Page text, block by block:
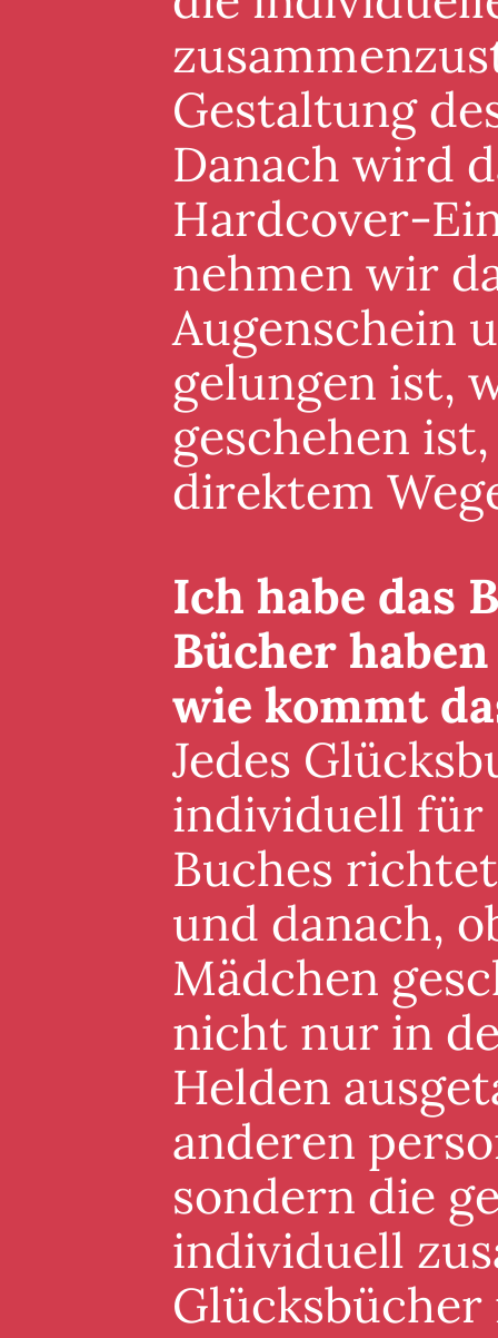
Gestaltung
Danach wird
Hardcover-
nehmen wir
Augenschein
gelungen ist,
geschehen
direktem
Ich habe das
Bücher
wie kommt
Jedes
individuell für
Buches
und danach,
Mädchen
nicht nur in
Helden
anderen
sondern die
individuell